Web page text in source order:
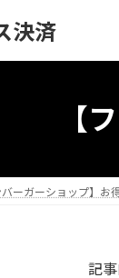
決済
【
バーガーショップ】お
記事